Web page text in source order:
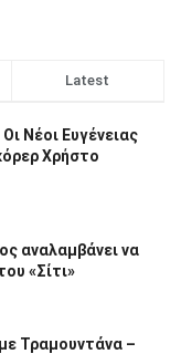
Latest
Νέοι Ευγένειας
Χρήστο
αναλαμβάνει να
«Σίτι»
Τραμουντάνα –